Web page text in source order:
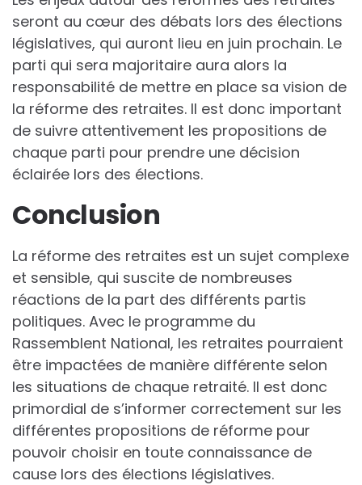
seront au cœur des débats lors des élections
législatives, qui auront lieu en juin prochain. Le
parti qui sera majoritaire aura alors la
responsabilité de mettre en place sa vision de
la réforme des retraites. Il est donc important
de suivre attentivement les propositions de
chaque parti pour prendre une décision
éclairée lors des élections.
Conclusion
La réforme des retraites est un sujet complexe
et sensible, qui suscite de nombreuses
réactions de la part des différents partis
politiques. Avec le programme du
Rassemblent National, les retraites pourraient
être impactées de manière différente selon
les situations de chaque retraité. Il est donc
primordial de s’informer correctement sur les
différentes propositions de réforme pour
pouvoir choisir en toute connaissance de
cause lors des élections législatives.